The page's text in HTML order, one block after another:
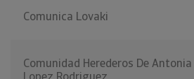
Comunica Lovaki
Comunidad Herederos De Antonia